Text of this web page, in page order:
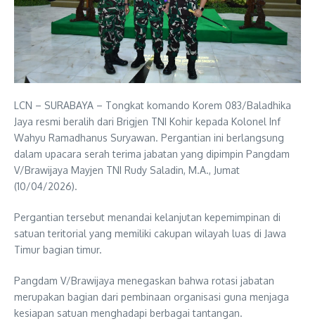
LCN – SURABAYA – Tongkat komando Korem 083/Baladhika
Jaya resmi beralih dari Brigjen TNI Kohir kepada Kolonel Inf
Wahyu Ramadhanus Suryawan. Pergantian ini berlangsung
dalam upacara serah terima jabatan yang dipimpin Pangdam
V/Brawijaya Mayjen TNI Rudy Saladin, M.A., Jumat
(10/04/2026).
Pergantian tersebut menandai kelanjutan kepemimpinan di
satuan teritorial yang memiliki cakupan wilayah luas di Jawa
Timur bagian timur.
Pangdam V/Brawijaya menegaskan bahwa rotasi jabatan
merupakan bagian dari pembinaan organisasi guna menjaga
kesiapan satuan menghadapi berbagai tantangan.